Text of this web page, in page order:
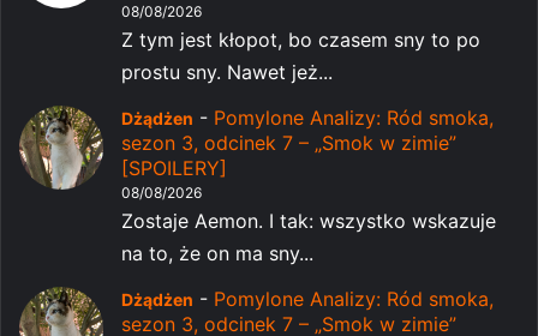
08/08/2026
Z tym jest kłopot, bo czasem sny to po
prostu sny. Nawet jeż...
Dżądżen - Pomylone Analizy: Ród smoka,
sezon 3, odcinek 7 – „Smok w zimie”
[SPOILERY]
08/08/2026
Zostaje Aemon. I tak: wszystko wskazuje
na to, że on ma sny...
Dżądżen - Pomylone Analizy: Ród smoka,
sezon 3, odcinek 7 – „Smok w zimie”